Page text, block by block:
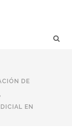
DE
EN